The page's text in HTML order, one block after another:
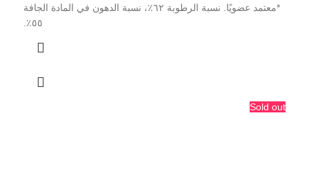
*معتمد عضويًا. نسبة الرطوبة ٦٢٪، نسبة الدهون في المادة الجافة
٥٥٪.
Sold out